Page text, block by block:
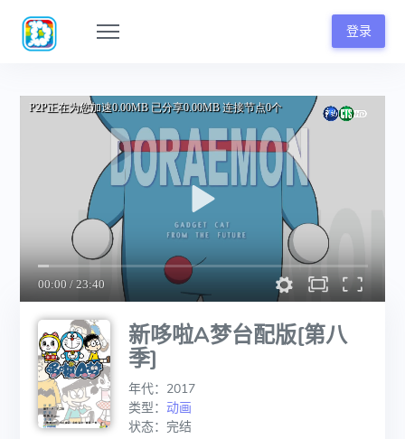
登录
新哆啦A梦台配版[第八
季]
年代：2017
类型： 动画
状态：完结